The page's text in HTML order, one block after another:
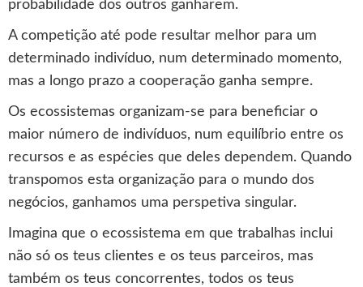
probabilidade dos outros ganharem.
A competição até pode resultar melhor para um
determinado indivíduo, num determinado momento,
mas a longo prazo a cooperação ganha sempre.
Os ecossistemas organizam-se para beneficiar o
maior número de indivíduos, num equilíbrio entre os
recursos e as espécies que deles dependem. Quando
transpomos esta organização para o mundo dos
negócios, ganhamos uma perspetiva singular.
Imagina que o ecossistema em que trabalhas inclui
não só os teus clientes e os teus parceiros, mas
também os teus concorrentes, todos os teus